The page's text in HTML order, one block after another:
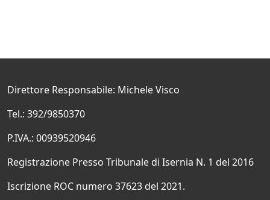
Direttore Responsabile: Michele Visco
Tel.: 392/9850370
P.IVA.: 00939520946
Registrazione Presso Tribunale di Isernia N. 1 del 2016
Iscrizione ROC numero 37623 del 2021.